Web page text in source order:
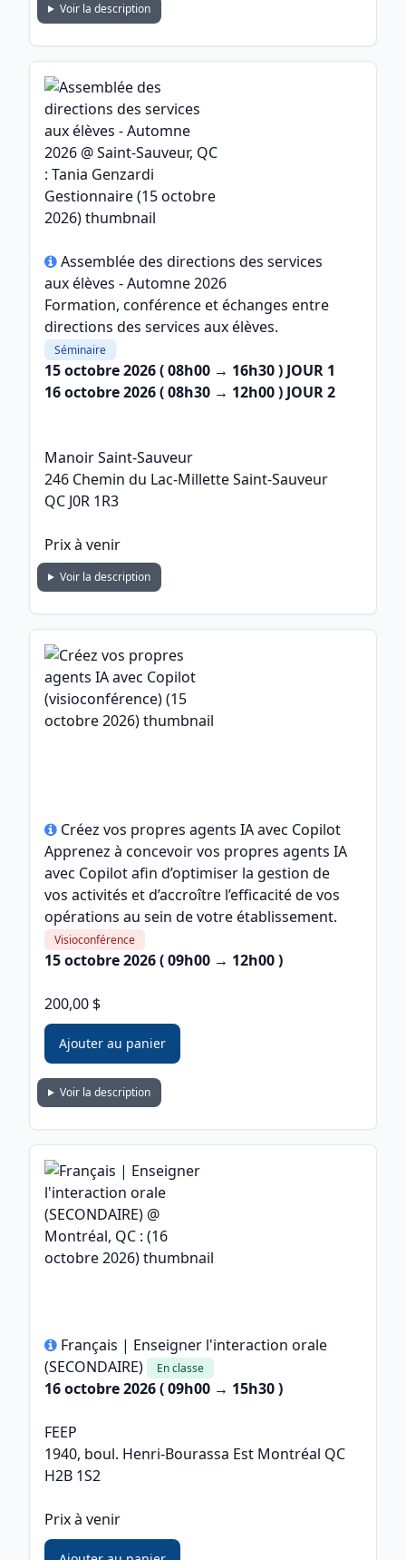
Voir la description
Assemblée des directions des services
aux élèves - Automne 2026
Formation, conférence et échanges entre
directions des services aux élèves.
Séminaire
15 octobre 2026( 08h00 → 16h30 ) JOUR 1
16 octobre 2026( 08h30 → 12h00 ) JOUR 2
Manoir Saint-Sauveur
246 Chemin du Lac-Millette Saint-Sauveur
QC J0R 1R3
Prix à venir
Voir la description
Créez vos propres agents IA avec Copilot
Apprenez à concevoir vos propres agents IA
avec Copilot afin d’optimiser la gestion de
vos activités et d’accroître l’efficacité de vos
opérations au sein de votre établissement.
Visioconférence
15 octobre 2026 ( 09h00 → 12h00 )
200,00 $
Ajouter au panier
Voir la description
Français | Enseigner l'interaction orale
(SECONDAIRE)
En classe
16 octobre 2026 ( 09h00 → 15h30 )
FEEP
1940, boul. Henri-Bourassa Est Montréal QC
H2B 1S2
Prix à venir